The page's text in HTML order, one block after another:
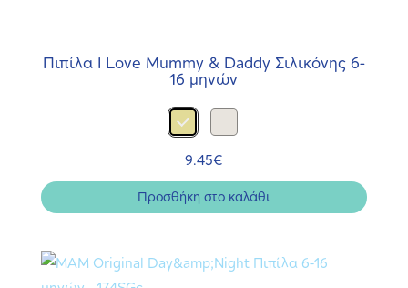
Πιπίλα Ι Love Mummy & Daddy Σιλικόνης 6-
16 μηνών
9.45€
Προσθήκη στο καλάθι